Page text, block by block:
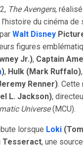
The Avengers,
du cinéma
Walt Disney
figures
Jr.), Captain
), Hulk (Mark Ruffalo),
Renner). Cette
L. Jackson),
Universe(MCU).
lorsque Loki
Tesseract, une